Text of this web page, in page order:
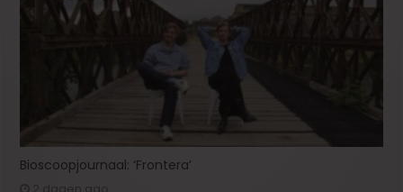
Bioscoopjournaal: ‘Frontera’